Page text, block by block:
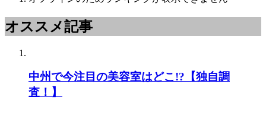
オススメ記事
中州で今注目の美容室はどこ!?【独自調
査！】